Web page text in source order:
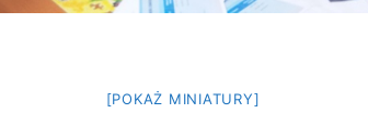
[POKAŻ MINIATURY]